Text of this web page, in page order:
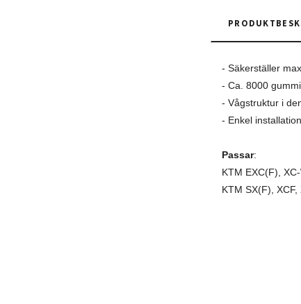
- Säkerställer
- Ca. 8000
- Vågstruktur i
- Enkel
Passar:
KTM EXC(F),
KTM SX(F),